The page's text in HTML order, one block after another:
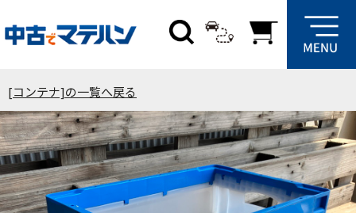
[コンテナ]の一覧へ戻る